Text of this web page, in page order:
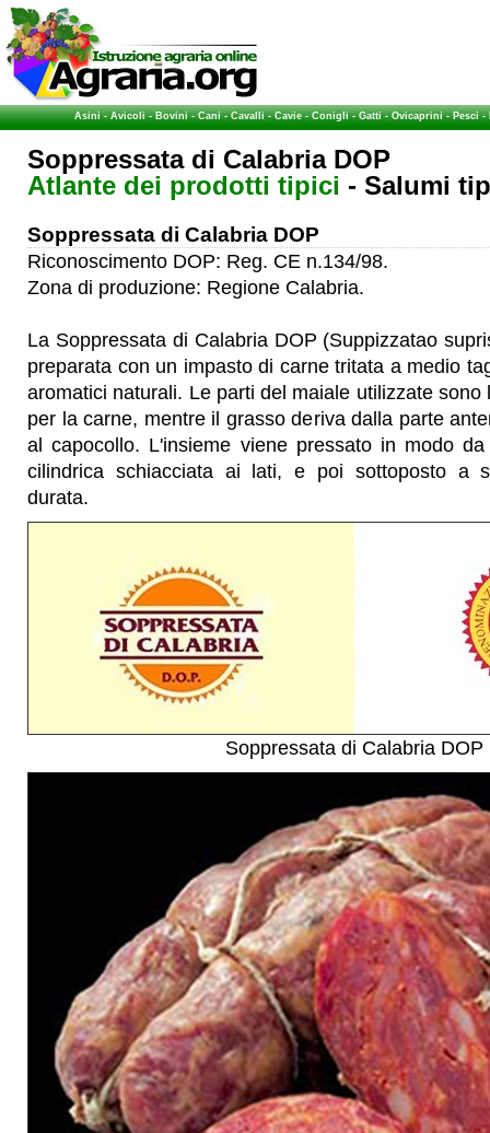
Asini-Avicoli-Bovini-Cani-Cavalli-Cavie-Conigli-Gatti-Ovicaprini-Pesci-
Soppressata di Calabria DOP
Atlante dei prodotti tipici - Salumi
Soppressata di Calabria DOP
Riconoscimento DOP: Reg. CE n.134/98.
Zona di produzione: Regione Calabria.
La Soppressata di Calabria DOP (Suppizzatao
preparata con un impasto di carne tritata a medio
aromatici naturali. Le parti del maiale utilizzate sono
per la carne, mentre il grasso deriva dalla parte
al capocollo. L'insieme viene pressato in modo
cilindrica schiacciata ai lati, e poi sottoposto a
durata.
Soppressata di Calabria DOP